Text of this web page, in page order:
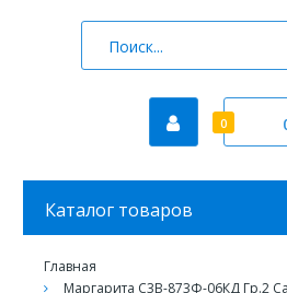
0
Каталог товаров
Главная
Маргарита С3В-873Ф-06КД Гр.2